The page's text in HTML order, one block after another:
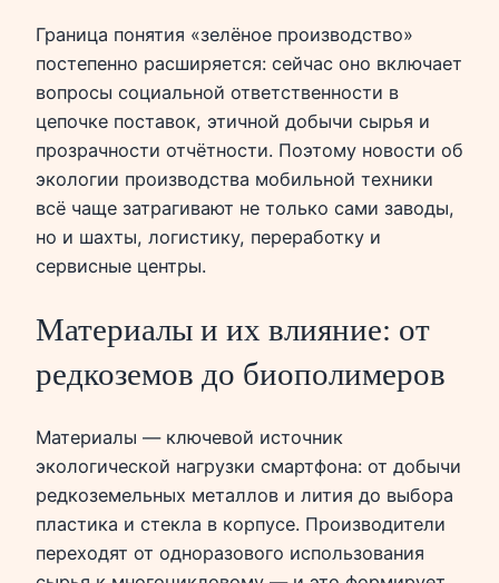
Граница понятия «зелёное производство»
постепенно расширяется: сейчас оно включает
вопросы социальной ответственности в
цепочке поставок, этичной добычи сырья и
прозрачности отчётности. Поэтому новости об
экологии производства мобильной техники
всё чаще затрагивают не только сами заводы,
но и шахты, логистику, переработку и
сервисные центры.
Материалы и их влияние: от
редкоземов до биополимеров
Материалы — ключевой источник
экологической нагрузки смартфона: от добычи
редкоземельных металлов и лития до выбора
пластика и стекла в корпусе. Производители
переходят от одноразового использования